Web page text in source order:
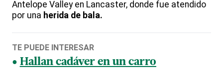
Antelope Valley en Lancaster, donde fue atendido
por una herida de bala.
TE PUEDE INTERESAR
Hallan cadáver en un carro